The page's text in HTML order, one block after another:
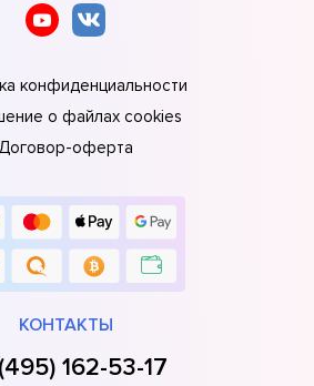
конфиденциальности
о файлах cookies
оферта
КОНТАКТЫ
162-53-17